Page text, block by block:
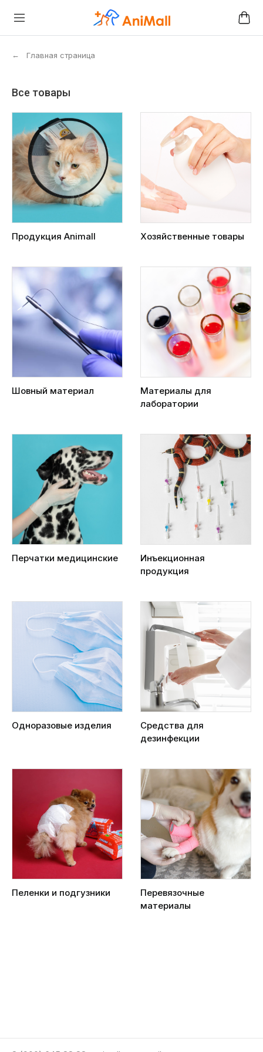
← Главная страница
Все товары
Продукция Animall Хозяйственные товары
Шовный материал
Материалы для
лаборатории
Перчатки медицинские
Инъекционная
продукция
Одноразовые изделия
Средства для
дезинфекции
Пеленки и подгузники
Перевязочные
материалы